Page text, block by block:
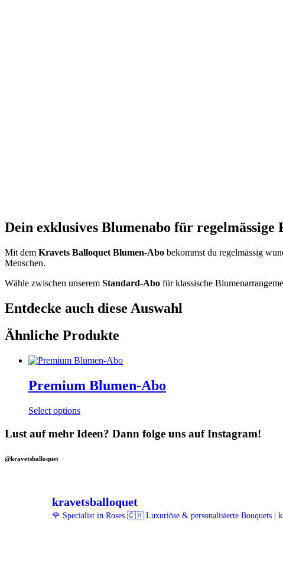
Dein exklusives Blumenabo für regelmässige
Mit dem Kravets Balloquet Blumen-Abo bekommst du regelmässig
Menschen.
Wähle zwischen unserem Standard-Abo für klassische
Entdecke auch diese Auswahl
Ähnliche Produkte
Premium Blumen-Abo
Select options
Lust auf mehr Ideen? Dann folge uns auf Instagram!
@kravetsballoquet
kravetsballoquet
🌹 Specialist in Roses 🇨🇭 Luxuriöse & personalisierte Bouquets |